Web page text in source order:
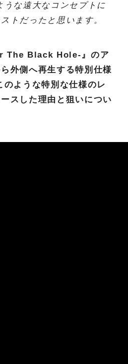
うな遠大なコンセプトに
トだったと思います。
The Black Hole-』のア
外側へ再生する特別仕様
ような特別な仕様のレ
スした理由と狙いについ